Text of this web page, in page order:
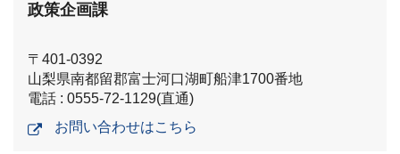
政策企画課
〒401-0392
山梨県南都留郡富士河口湖町船津1700番地
電話 : 0555-72-1129(直通)
お問い合わせはこちら